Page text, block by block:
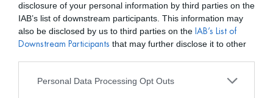
disclosure of your personal information by third parties on the
IAB’s list of downstream participants. This information may
also be disclosed by us to third parties on the IAB’s List of
Downstream Participants that may further disclose it to other
Personal Data Processing Opt Outs
Mostar filtros